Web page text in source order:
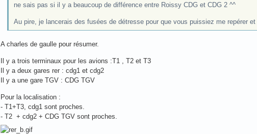
ne sais pas si il y a beaucoup de différence entre Roissy CDG et CDG 2 ^^
Au pire, je lancerais des fusées de détresse pour que vous puissiez me repérer
A charles de gaulle pour résumer.
Il y a trois terminaux pour les avions :T1 , T2 et T3
Il y a deux gares rer : cdg1 et cdg2
Il y a une gare TGV : CDG TGV
Pour la localisation :
- T1+T3, cdg1 sont proches.
- T2 + cdg2 + CDG TGV sont proches.